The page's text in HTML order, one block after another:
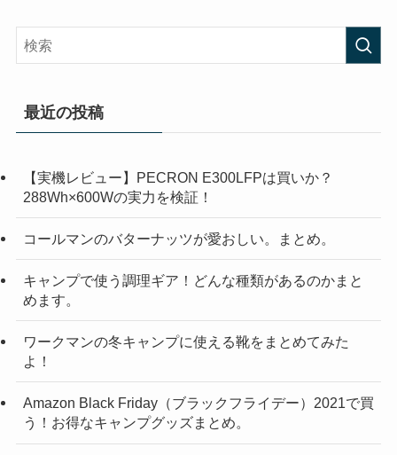
最近の投稿
【実機レビュー】PECRON E300LFPは買いか？
288Wh×600Wの実力を検証！
コールマンのバターナッツが愛おしい。まとめ。
キャンプで使う調理ギア！どんな種類があるのかまと
めます。
ワークマンの冬キャンプに使える靴をまとめてみた
よ！
Amazon Black Friday（ブラックフライデー）2021で買
う！お得なキャンプグッズまとめ。